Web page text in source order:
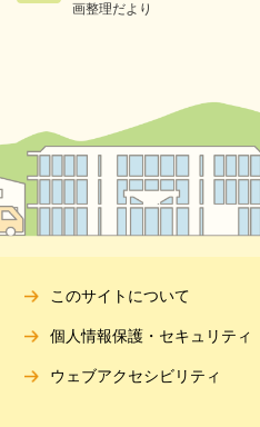
画整理だより
このサイトについて
個人情報保護・セキュリティ
ウェブアクセシビリティ